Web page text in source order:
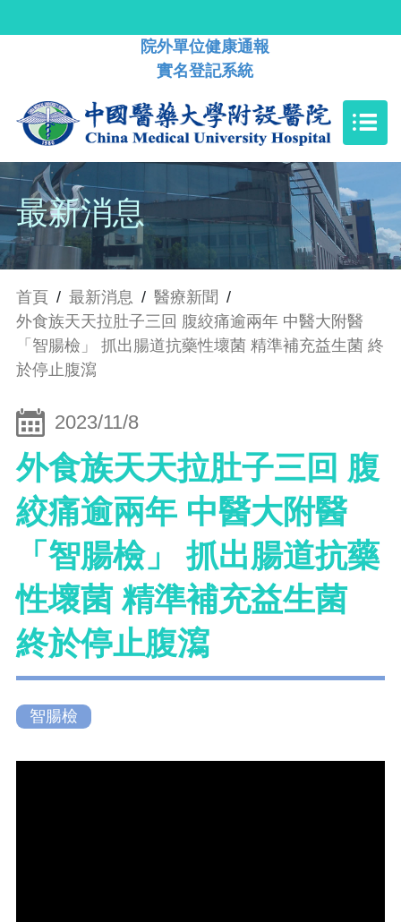
院外單位健康通報
實名登記系統
最新消息
首頁 / 最新消息 / 醫療新聞 /
外食族天天拉肚子三回 腹絞痛逾兩年 中醫大附醫
「智腸檢」 抓出腸道抗藥性壞菌 精準補充益生菌 終
於停止腹瀉
2023/11/8
外食族天天拉肚子三回 腹
絞痛逾兩年 中醫大附醫
「智腸檢」 抓出腸道抗藥
性壞菌 精準補充益生菌
終於停止腹瀉
智腸檢